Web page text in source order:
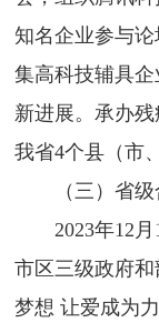
知名企业参与
集高科技辅具
新进展。承办
我省4个县（市
（三）省
2023年12
市区三级政府
梦想 让爱成为